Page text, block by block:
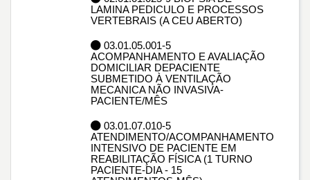
LAMINA PEDICULO E PROCESSOS
VERTEBRAIS (A CEU ABERTO)
03.01.05.001-5
ACOMPANHAMENTO E AVALIAÇÃO
DOMICILIAR DEPACIENTE
SUBMETIDO À VENTILAÇÃO
MECANICA NÃO INVASIVA-
PACIENTE/MÊS
03.01.07.010-5
ATENDIMENTO/ACOMPANHAMENTO
INTENSIVO DE PACIENTE EM
REABILITAÇÃO FÍSICA (1 TURNO
PACIENTE-DIA - 15